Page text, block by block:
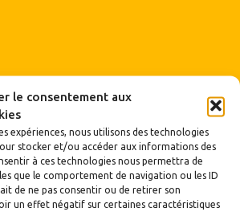
le consentement aux
expériences, nous utilisons des technologies
stocker et/ou accéder aux informations des
à ces technologies nous permettra de
que le comportement de navigation ou les ID
de ne pas consentir ou de retirer son
un effet négatif sur certaines caractéristiques